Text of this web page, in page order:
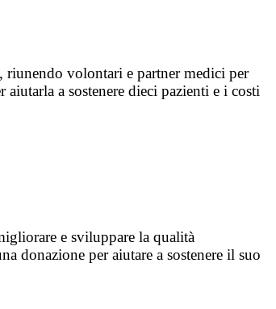
riunendo volontari e partner medici per
aiutarla a sostenere dieci pazienti e i costi
e sviluppare la qualità
donazione per aiutare a sostenere il suo